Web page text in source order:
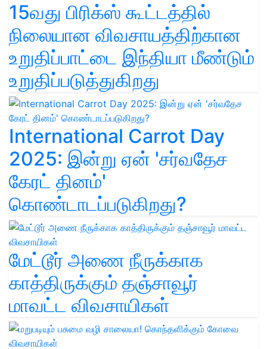
15வது பிரிக்ஸ் கூட்டத்தில்
நிலையான விவசாயத்திற்கான
உறுதிப்பாட்டை இந்தியா மீண்டும்
உறுதிப்படுத்துகிறது
International Carrot Day
2025: இன்று ஏன் 'சர்வதேச
கேரட் தினம்'
கொண்டாடப்படுகிறது?
மேட்டூர் அணை நீருக்காக
காத்திருக்கும் தஞ்சாவூர்
மாவட்ட விவசாயிகள்